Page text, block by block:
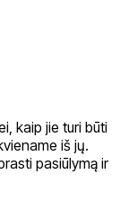
kaip jie turi būti
iš jų.
pasiūlymą ir